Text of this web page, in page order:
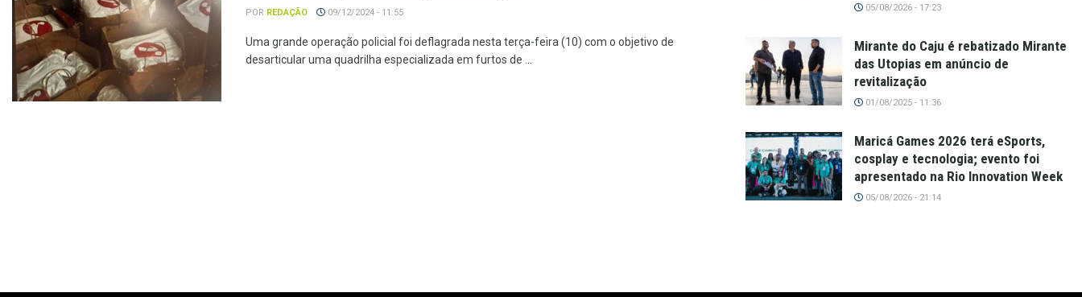
POR REDAÇÃO 09/12/2024 - 11:55
Uma grande operação policial foi deflagrada nesta terça-feira (10) com o objetivo de
desarticular uma quadrilha especializada em furtos de ...
05/08/2026 - 17:23
Mirante do Caju é rebatizado Mirante
das Utopias em anúncio de
revitalização
01/08/2025 - 11:36
Maricá Games 2026 terá eSports,
cosplay e tecnologia; evento foi
apresentado na Rio Innovation Week
05/08/2026 - 21:14